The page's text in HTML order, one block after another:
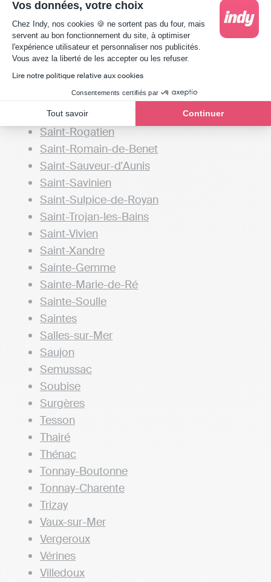
Vos données, votre choix
Plateforme de Gestion du Consentement :
Chez Indy, nos cookies 🍪 ne sortent pas du four, mais
servent au bon fonctionnement du site, à optimiser
l'expérience utilisateur et personnaliser nos publicités.
Vous avez la liberté de les accepter ou les refuser.
Lire notre politique relative aux cookies
Consentements certifiés par
Tout savoir Continuer
Axeptio consent
Saint-Martin-de-Ré
Saint-Médard-d'Aunis
Saint-Nazaire-sur-Charente
Saint-Ouen-d'Aunis
Saint-Palais-sur-Mer
Saint-Pierre-d'Oléron
Saint-Porchaire
Saint-Rogatien
Saint-Romain-de-Benet
Saint-Sauveur-d'Aunis
Saint-Savinien
Saint-Sulpice-de-Royan
Saint-Trojan-les-Bains
Saint-Vivien
Saint-Xandre
Sainte-Gemme
Sainte-Marie-de-Ré
Sainte-Soulle
Saintes
Salles-sur-Mer
Saujon
Semussac
Soubise
Surgères
Tesson
Thairé
Thénac
Tonnay-Boutonne
Tonnay-Charente
Trizay
Vaux-sur-Mer
Vergeroux
Vérines
Villedoux